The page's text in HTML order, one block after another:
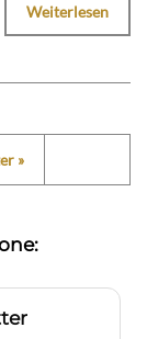
Weiterlesen
»